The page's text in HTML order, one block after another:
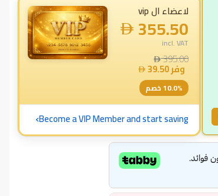
لاعضاء ال vip
355.50
incl. VAT
395.00
وفر39.50
10.0% خصم
Become a VIP Member and start saving
›